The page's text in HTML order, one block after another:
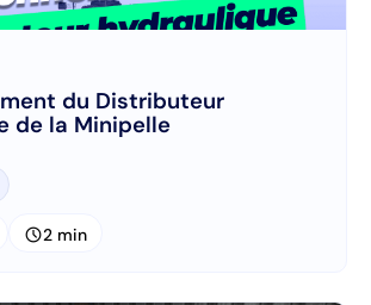
du Distributeur
de la Minipelle
schedule2 min